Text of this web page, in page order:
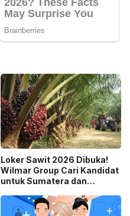
Loker Sawit 2026 Dibuka!
Wilmar Group Cari Kandidat
untuk Sumatera dan
Daftarnya